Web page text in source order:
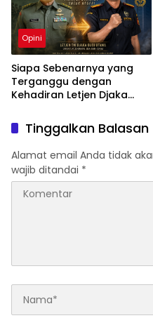
Opini
Siapa Sebenarnya yang
Terganggu dengan
Kehadiran Letjen Djaka
sebagai Dirjen Bea Cukai?
Tinggalkan Balasan
Alamat email Anda tidak
wajib ditandai *